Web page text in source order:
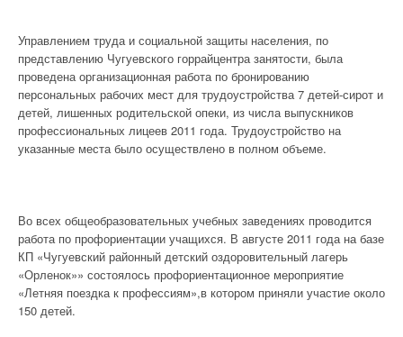
Управлением труда и социальной защиты населения, по
представлению Чугуевского горрайцентра занятости, была
проведена организационная работа по бронированию
персональных рабочих мест для трудоустройства 7 детей-сирот и
детей, лишенных родительской опеки, из числа выпускников
профессиональных лицеев 2011 года. Трудоустройство на
указанные места было осуществлено в полном объеме.
Во всех общеобразовательных учебных заведениях проводится
работа по профориентации учащихся. В августе 2011 года на базе
КП «Чугуевский районный детский оздоровительный лагерь
«Орленок»» состоялось профориентационное мероприятие
«Летняя поездка к профессиям»,в котором приняли участие около
150 детей.